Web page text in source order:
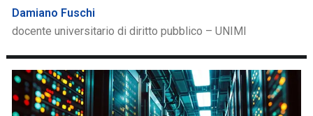
Damiano Fuschi
docente universitario di diritto pubblico – UNIMI